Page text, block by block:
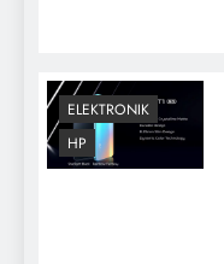
ELEKTRONIK
HP